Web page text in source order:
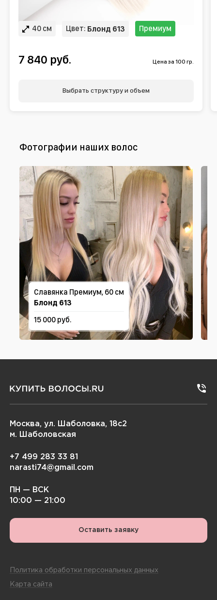
40 см Цвет: Блонд 613 Премиум
7 840 руб. Цена за 100 гр.
Выбрать структуру и объем
Фотографии наших волос
Славянка Премиум, 60 см
Блонд 613
15 000 руб.
Москва, ул. Шаболовка, 18с2
м. Шаболовская
+7 499 283 33 81
narasti74@gmail.com
ПН — ВСК
10:00 — 21:00
Оставить заявку
Политика обработки персональных данных
Карта сайта